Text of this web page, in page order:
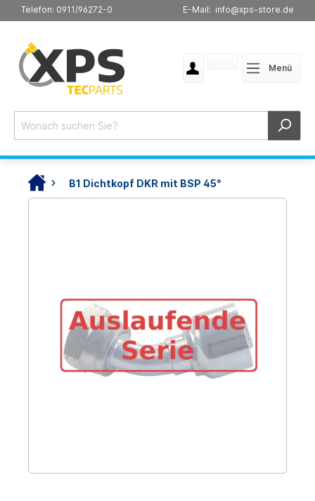
Telefon: 0911/96272-0 E-Mail: info@xps-store.de
Menü
B1 Dichtkopf DKR mit BSP 45°